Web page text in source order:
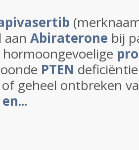
aan Abiraterone bij
PTEN
geheel ontbreken